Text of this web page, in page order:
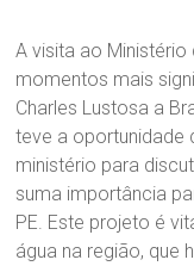
A visita ao
momentos mais
Charles Lustosa a
teve a oportunidade
ministério para
suma importância
PE. Este projeto é
água na região, que